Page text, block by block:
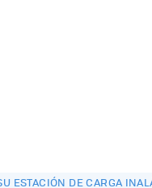
ESTACIÓN DE CARGA